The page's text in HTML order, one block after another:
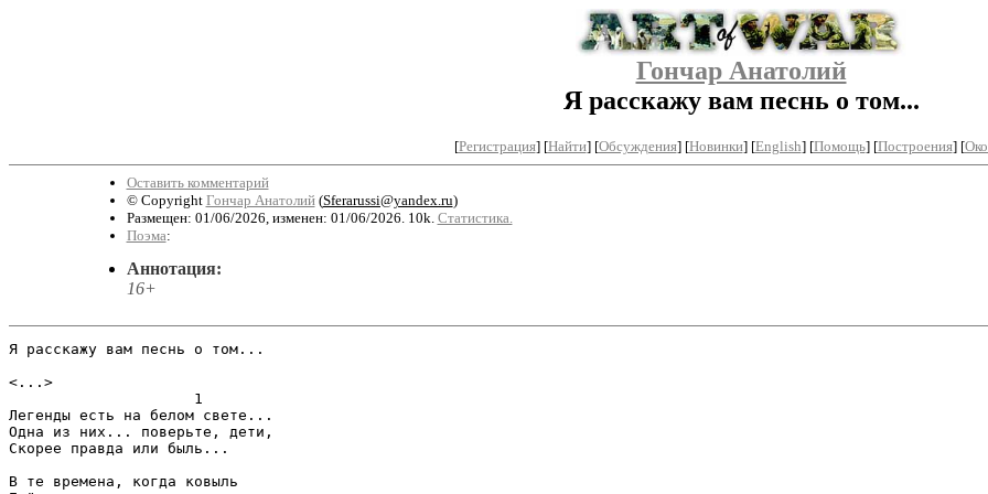
Гончар Анатолий
Я расскажу вам песнь о том...
[Регистрация] [Найти] [Обсуждения] [Новинки] [English] [Помощь] [Построения] [
Оставить комментарий
© Copyright Гончар Анатолий(Sferarussi@yandex.ru)
Размещен: 01/06/2026, изменен: 01/06/2026. 10k. Статистика.
Поэма:
Аннотация:
16+
Я расскажу вам песнь о том...
<...>
                     1
Легенды есть на белом свете...
Одна из них... поверьте, дети,
Скорее правда или быль...
В те времена, когда ковыль